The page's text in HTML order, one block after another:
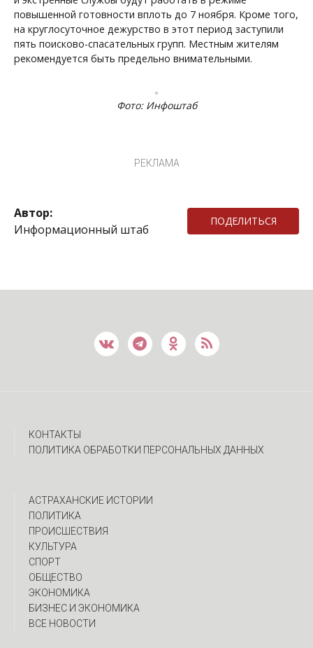
повышенной готовности вплоть до 7 ноября. Кроме того,
на круглосуточное дежурство в этот период заступили
пять поисково-спасательных групп. Местным жителям
рекомендуется быть предельно внимательными.
Фото: Инфоштаб
РЕКЛАМА
Автор:
Информационный штаб
ПОДЕЛИТЬСЯ
КОНТАКТЫ
ПОЛИТИКА ОБРАБОТКИ ПЕРСОНАЛЬНЫХ ДАННЫХ
АСТРАХАНСКИЕ ИСТОРИИ
ПОЛИТИКА
ПРОИСШЕСТВИЯ
КУЛЬТУРА
СПОРТ
ОБЩЕСТВО
ЭКОНОМИКА
БИЗНЕС И ЭКОНОМИКА
ВСЕ НОВОСТИ